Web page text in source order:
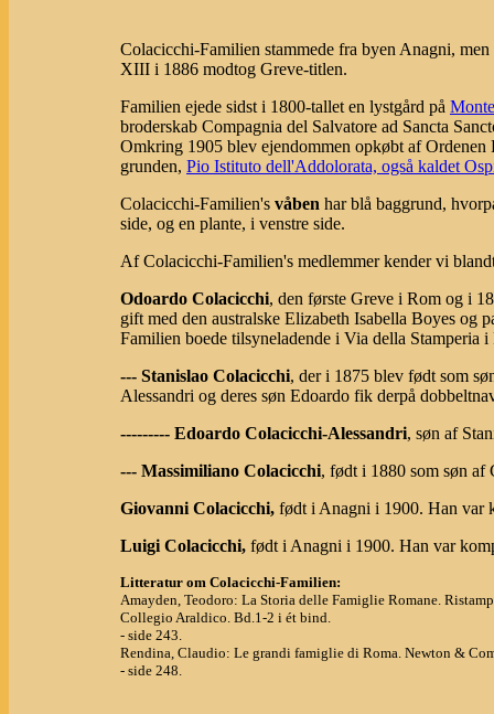
Colacicchi-Familien stammede fra byen Anagni,
XIII i 1886 modtog Greve-titlen.
Familien ejede sidst i 1800-tallet en lystgård på
broderskab Compagnia del Salvatore ad Sancta
Omkring 1905 blev ejendommen opkøbt af
grunden, Pio Istituto dell'Addolorata, også kaldet
Colacicchi-Familien's våben har blå baggrund,
side, og en plante, i venstre side.
Af Colacicchi-Familien's medlemmer kender vi
Odoardo Colacicchi, den første Greve i Rom og i
gift med den australske Elizabeth Isabella Boyes og
Familien boede tilsyneladende i Via della Stamperia
--- Stanislao Colacicchi, der i 1875 blev født som
Alessandri og deres søn Edoardo fik derpå
--------- Edoardo Colacicchi-Alessandri, søn af
--- Massimiliano Colacicchi, født i 1880 som søn
Giovanni Colacicchi, født i Anagni i 1900. Han var
Luigi Colacicchi, født i Anagni i 1900. Han var
Litteratur om Colacicchi-Familien:
Amayden, Teodoro: La Storia delle Famiglie Romane.
Collegio Araldico. Bd.1-2 i ét bind.
- side 243.
Rendina, Claudio: Le grandi famiglie di Roma. Newton &
- side 248.